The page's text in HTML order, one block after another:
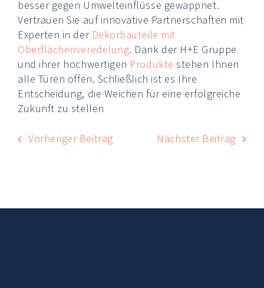
besser gegen Umwelteinflüsse gewappnet.
Vertrauen Sie auf innovative Partnerschaften mit
Experten in der Dekorbauteile mit
Oberflächenveredelung. Dank der H+E Gruppe
und ihrer hochwertigen Produkte stehen Ihnen
alle Türen offen. Schließlich ist es Ihre
Entscheidung, die Weichen für eine erfolgreiche
Zukunft zu stellen
Vorheriger Beitrag Nächster Beitrag